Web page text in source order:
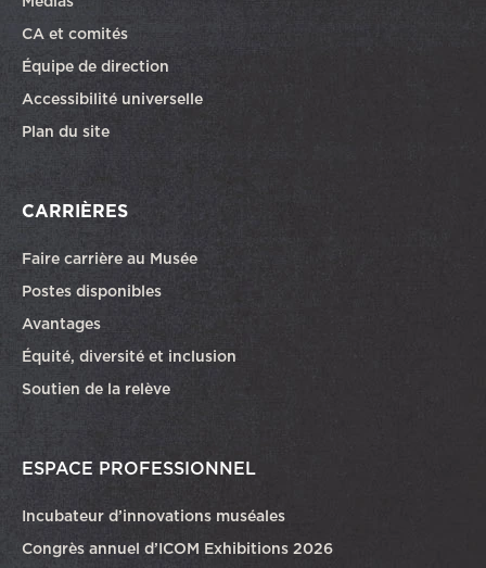
CA et comités
Équipe de direction
Accessibilité universelle
Plan du site
CARRIÈRES
Faire carrière au Musée
Postes disponiblesCe lien ouvrira dans une autre fenêtre
Avantages
Équité, diversité et inclusion
Soutien de la relève
ESPACE PROFESSIONNEL
Incubateur d’innovations muséales
Congrès annuel d’ICOM Exhibitions 2026